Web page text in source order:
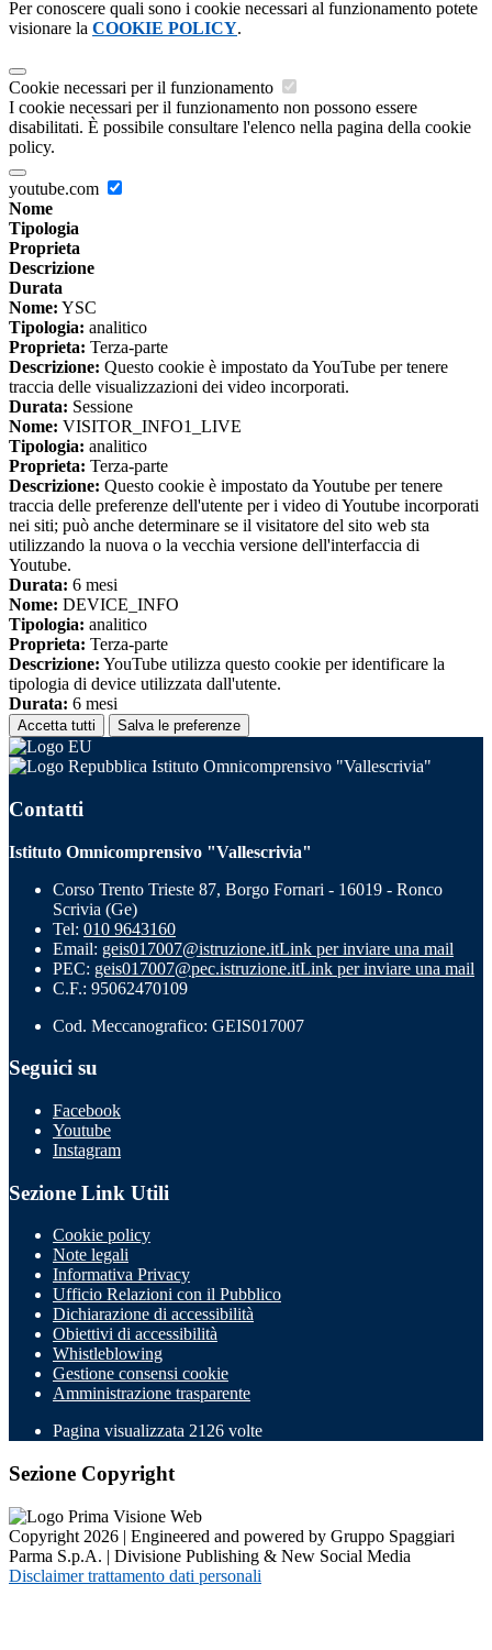
Per conoscere quali sono i cookie necessari al funzionamento potete
visionare la COOKIE POLICY.
Cookie necessari per il funzionamento
I cookie necessari per il funzionamento non possono essere
disabilitati. È possibile consultare l'elenco nella pagina della cookie
policy.
youtube.com
Nome
Tipologia
Proprieta
Descrizione
Durata
Nome: YSC
Tipologia: analitico
Proprieta: Terza-parte
Descrizione: Questo cookie è impostato da YouTube per tenere
traccia delle visualizzazioni dei video incorporati.
Durata: Sessione
Nome: VISITOR_INFO1_LIVE
Tipologia: analitico
Proprieta: Terza-parte
Descrizione: Questo cookie è impostato da Youtube per tenere
traccia delle preferenze dell'utente per i video di Youtube incorporati
nei siti; può anche determinare se il visitatore del sito web sta
utilizzando la nuova o la vecchia versione dell'interfaccia di
Youtube.
Durata: 6 mesi
Nome: DEVICE_INFO
Tipologia: analitico
Proprieta: Terza-parte
Descrizione: YouTube utilizza questo cookie per identificare la
tipologia di device utilizzata dall'utente.
Durata: 6 mesi
Accetta tutti Salva le preferenze
Istituto Omnicomprensivo "Vallescrivia"
Contatti
Istituto Omnicomprensivo "Vallescrivia"
Corso Trento Trieste 87, Borgo Fornari - 16019 - Ronco
Scrivia (Ge)
Tel: 010 9643160
Email: geis017007@istruzione.itLink per inviare una mail
PEC: geis017007@pec.istruzione.itLink per inviare una mail
C.F.: 95062470109
Cod. Meccanografico: GEIS017007
Seguici su
Facebook
Youtube
Instagram
Sezione Link Utili
Cookie policy
Note legali
Informativa Privacy
Ufficio Relazioni con il Pubblico
Dichiarazione di accessibilità
Obiettivi di accessibilità
Whistleblowing
Gestione consensi cookie
Amministrazione trasparente
Pagina visualizzata 2126 volte
Sezione Copyright
Copyright 2026 | Engineered and powered by Gruppo Spaggiari
Parma S.p.A. | Divisione Publishing & New Social Media
Disclaimer trattamento dati personali